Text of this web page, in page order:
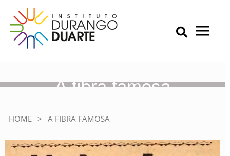
content
IDD – Instituto Durango Duarte
Instituto Durango Duarte
Primary Menu
A fibra famosa
HOME > A FIBRA FAMOSA